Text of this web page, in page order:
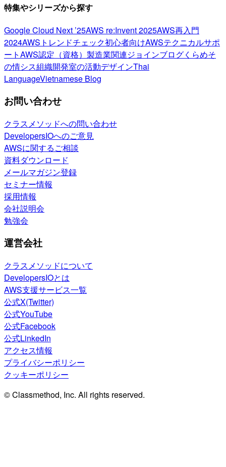
特集やシリーズから探す
Google Cloud Next ’25AWS re:Invent 2025AWS再入門
2024AWSトレンドチェック初心者向けAWSテクニカルサポ
ートAWS認定（資格） 製造業関連ジョインブログくらめそ
の情シス組織開発室の活動デザインThai
LanguageVietnamese Blog
お問い合わせ
クラスメソッドへの問い合わせ
DevelopersIOへのご意見
AWSに関するご相談
資料ダウンロード
メールマガジン登録
セミナー情報
採用情報
会社説明会
勉強会
運営会社
クラスメソッドについて
DevelopersIOとは
AWS支援サービス一覧
公式X(Twitter)
公式YouTube
公式Facebook
公式LinkedIn
アクセス情報
プライバシーポリシー
クッキーポリシー
© Classmethod, Inc. All rights reserved.